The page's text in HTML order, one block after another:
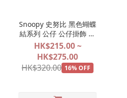
Snoopy 史努比 黑色蝴蝶
結系列 公仔 公仔掛飾 娃
娃玩偶吊飾 【2027年1月
預訂商品】
HK$215.00 ~
HK$275.00
HK$320.00 16% OFF